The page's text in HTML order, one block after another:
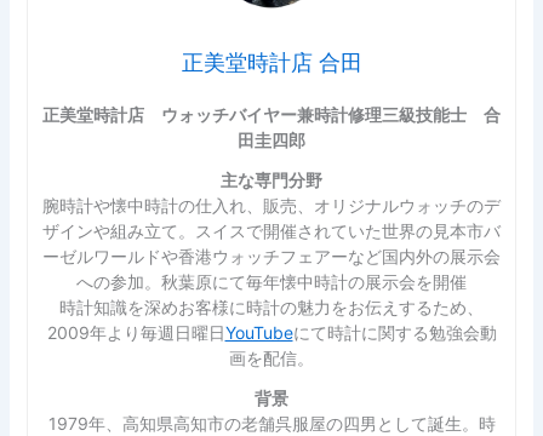
正美堂時計店 合田
正美堂時計店 ウォッチバイヤー兼時計修理三級技能士 合
田圭四郎
主な専門分野
腕時計や懐中時計の仕入れ、販売、オリジナルウォッチのデ
ザインや組み立て。スイスで開催されていた世界の見本市バ
ーゼルワールドや香港ウォッチフェアーなど国内外の展示会
への参加。秋葉原にて毎年懐中時計の展示会を開催
時計知識を深めお客様に時計の魅力をお伝えするため、
2009年より毎週日曜日YouTubeにて時計に関する勉強会動
画を配信。
背景
1979年、高知県高知市の老舗呉服屋の四男として誕生。時